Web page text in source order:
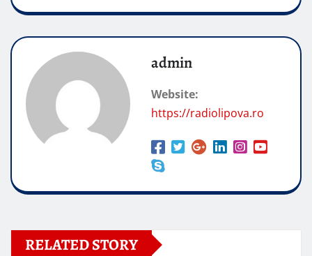
admin
Website:
https://radiolipova.ro
RELATED STORY